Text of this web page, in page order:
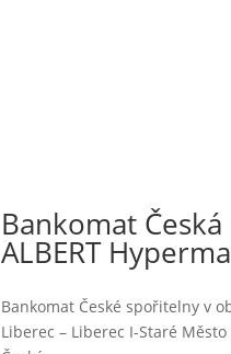
Bankomat
ALBERT
Bankomat České spořitelny v
Liberec – Liberec I-Staré